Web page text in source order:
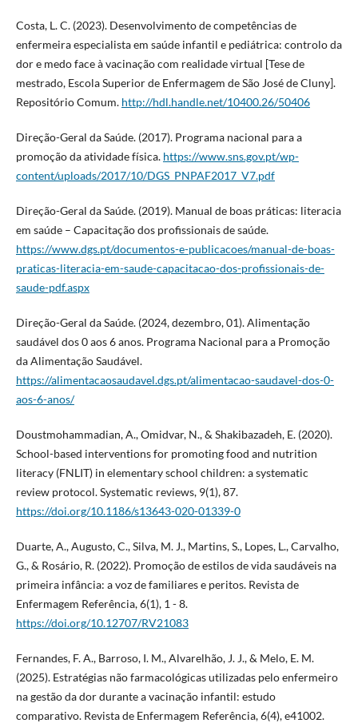
Costa, L. C. (2023). Desenvolvimento de competências de
enfermeira especialista em saúde infantil e pediátrica: controlo da
dor e medo face à vacinação com realidade virtual [Tese de
mestrado, Escola Superior de Enfermagem de São José de Cluny].
Repositório Comum. http://hdl.handle.net/10400.26/50406
Direção-Geral da Saúde. (2017). Programa nacional para a
promoção da atividade física. https://www.sns.gov.pt/wp-
content/uploads/2017/10/DGS_PNPAF2017_V7.pdf
Direção-Geral da Saúde. (2019). Manual de boas práticas: literacia
em saúde – Capacitação dos profissionais de saúde.
https://www.dgs.pt/documentos-e-publicacoes/manual-de-boas-
praticas-literacia-em-saude-capacitacao-dos-profissionais-de-
saude-pdf.aspx
Direção-Geral da Saúde. (2024, dezembro, 01). Alimentação
saudável dos 0 aos 6 anos. Programa Nacional para a Promoção
da Alimentação Saudável.
https://alimentacaosaudavel.dgs.pt/alimentacao-saudavel-dos-0-
aos-6-anos/
Doustmohammadian, A., Omidvar, N., & Shakibazadeh, E. (2020).
School-based interventions for promoting food and nutrition
literacy (FNLIT) in elementary school children: a systematic
review protocol. Systematic reviews, 9(1), 87.
https://doi.org/10.1186/s13643-020-01339-0
Duarte, A., Augusto, C., Silva, M. J., Martins, S., Lopes, L., Carvalho,
G., & Rosário, R. (2022). Promoção de estilos de vida saudáveis na
primeira infância: a voz de familiares e peritos. Revista de
Enfermagem Referência, 6(1), 1 - 8.
https://doi.org/10.12707/RV21083
Fernandes, F. A., Barroso, I. M., Alvarelhão, J. J., & Melo, E. M.
(2025). Estratégias não farmacológicas utilizadas pelo enfermeiro
na gestão da dor durante a vacinação infantil: estudo
comparativo. Revista de Enfermagem Referência, 6(4), e41002.